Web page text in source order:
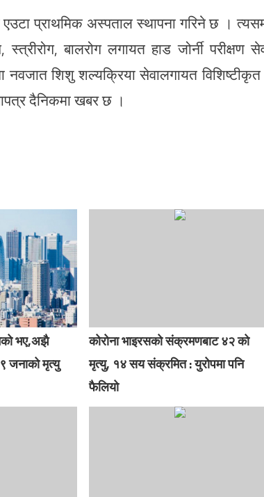
एउटा प्राथमिक अस्पताल स्थापना गरिने छ ।
बालरोग लगायत हाड जोर्नी परीक्षण
शिशु शल्यक्रिया सेवालगायत विशिष्टीकृत
दैनिकमा खबर छ ।
भए,अझै
जनाको मृत्यु
कोरोना भाइरसको संक्रमणबाट ४२ को
मृत्यु, १४ सय संक्रमित : युरोपमा पनि
फैलियो